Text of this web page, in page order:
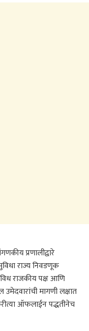
प्रणालीद्वारे
राज्य निवडणूक
राजकीय पक्ष आणि
मागणी लक्षात
ऑफलाईन पद्धतीनेच